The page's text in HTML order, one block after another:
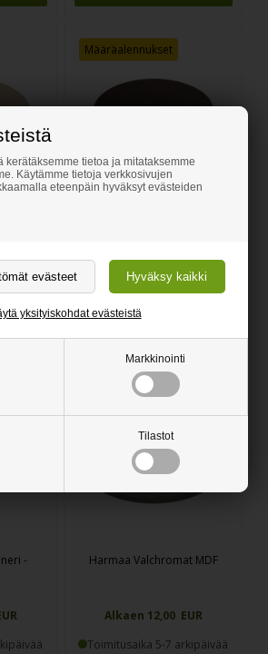
kerätäksemme tietoa ja mitataksemme
Käytämme tietoja verkkosivujen
eteenpäin hyväksyt evästeiden
Markkinointi
Tilastot
yksityiskohdat evästeistä
Määräalennukset
Alkaen 12,00 EUR
-
Määräalennukset
Harmaa Valchromat MDF
Alkaen 12,00 EUR
Toimitusaika 5-7 arkipäivää